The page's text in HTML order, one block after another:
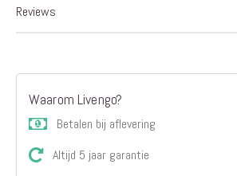
Reviews
Waarom Livengo?
Betalen bij aflevering
Altijd 5 jaar garantie